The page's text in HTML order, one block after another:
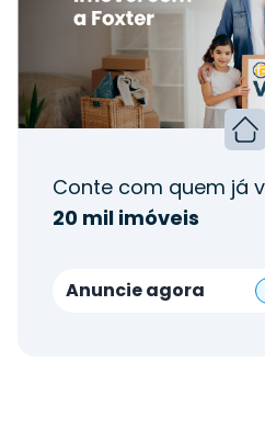
Conte com quem já
20 mil imóveis
Anuncie agora